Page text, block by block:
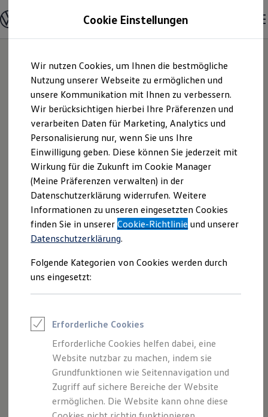
Hauptinhalt
springen
Footer
springen
Modelle & Konfigurator
Nutzfahrzeugkategorien entdecken
Modelle konfigurieren
Vorgängermodelle und Oldtimer
Vorgängermodelle
Oldtimer
Bulli Historie
Branchenlösungen & Gewerbekunden
Umbaulösungen und Hersteller finden
Auf- und Umbauten entdecken & konfigurieren
Groß- und Sonderkunden
Großkunden
Kommunen & Behörden
Journalisten
Sportvereine
Branchenlösungen
Bau & Handwerk
Gewerbliche Personenbeförderung
Service & mobile Werkstätten
Kurier, Logistik & Handel
Feuerwehr
Rettungsdienste
ONE Business ID Vorteile
Fahrzeugsuche & Marktplatz
Digitaler Marktplatz
Kauf & Finanzierung
Online-Fahrzeugbewertung
Aktionen & Angebote
E-Auto-Förderung
Für Privatkunden
Für Gewerbekunden
Profi Paket
TopDeal
Seitz Autohandels-
GmbH + Co. KG |
Impressum &
Rechtliches
Hier finden Sie Informationen über die
Seitz Autohandels- GmbH + Co. KG als
verantwortliche Anbieterin von Inhalten
und Angeboten, die auf dieser Webseite
Impressum
Datenschutzerklärung
Cookie Einstellungen
Wir nutzen Cookies, um Ihnen die bestmögliche
Nutzung unserer Webseite zu ermöglichen und
unsere Kommunikation mit Ihnen zu verbessern.
Wir berücksichtigen hierbei Ihre Präferenzen und
verarbeiten Daten für Marketing, Analytics und
Personalisierung nur, wenn Sie uns Ihre
Einwilligung geben. Diese können Sie jederzeit mit
Wirkung für die Zukunft im Cookie Manager
(Meine Präferenzen verwalten) in der
Datenschutzerklärung widerrufen. Weitere
Informationen zu unseren eingesetzten Cookies
finden Sie in unsererCookie-Richtlinie und unserer
Datenschutzerklärung.
Folgende Kategorien von Cookies werden durch
uns eingesetzt:
Erforderliche Cookies
Erforderliche Cookies helfen dabei, eine
Website nutzbar zu machen, indem sie
Grundfunktionen wie Seitennavigation und
Zugriff auf sichere Bereiche der Website
ermöglichen. Die Website kann ohne diese